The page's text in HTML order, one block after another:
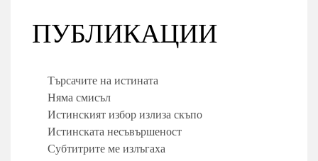
ПУБЛИКАЦИИ
Търсачите на истината
Няма смисъл
Истинският избор излиза скъпо
Истинската несъвършеност
Субтитрите ме излъгаха